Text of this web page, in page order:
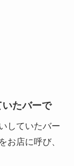
たバーで
していたバー
お店に呼び、